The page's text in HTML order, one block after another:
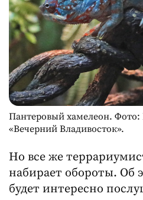
Пантеровый хамелеон. Фото:
«Вечерний Владивосток».
Но все же
набирает обороты. Об
будет интересно